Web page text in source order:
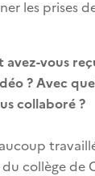
les prises
avez-vous
? Avec
collaboré ?
collège de